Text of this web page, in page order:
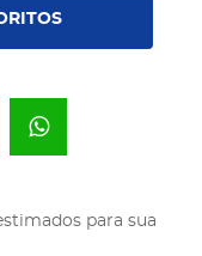
para sua